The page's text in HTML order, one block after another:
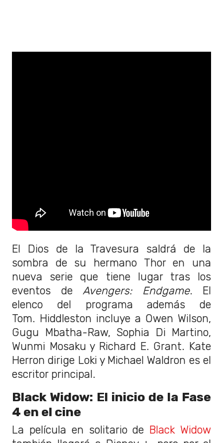
El Dios de la Travesura saldrá de la
sombra de su hermano Thor en una
nueva serie que tiene lugar tras los
eventos de Avengers: Endgame. El
elenco del programa además de
Tom. Hiddleston incluye a Owen Wilson,
Gugu Mbatha-Raw, Sophia Di Martino,
Wunmi Mosaku y Richard E. Grant. Kate
Herron dirige Loki y Michael Waldron es el
escritor principal.
Black Widow: El inicio de la Fase
4 en el cine
La película en solitario de Black Widow